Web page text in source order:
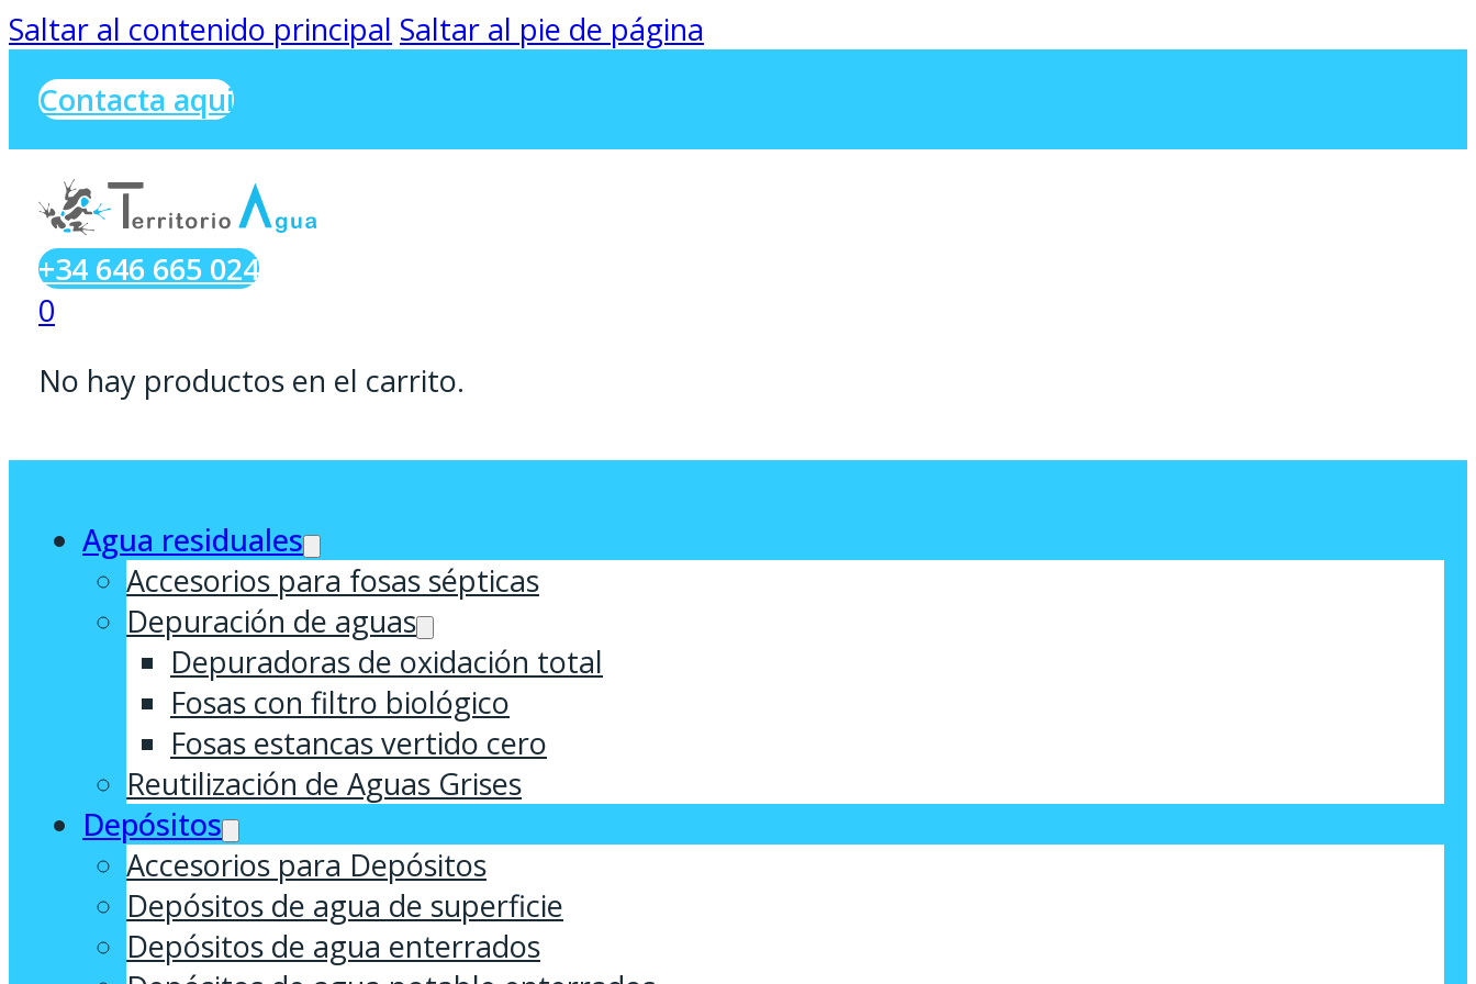
Saltar al contenido principal Saltar al pie de página
Contacta aqui
+34 646 665 024
0
No hay productos en el carrito.
Agua residuales
Accesorios para fosas sépticas
Depuración de aguas
Depuradoras de oxidación total
Fosas con filtro biológico
Fosas estancas vertido cero
Reutilización de Aguas Grises
Depósitos
Accesorios para Depósitos
Depósitos de agua de superficie
Depósitos de agua enterrados